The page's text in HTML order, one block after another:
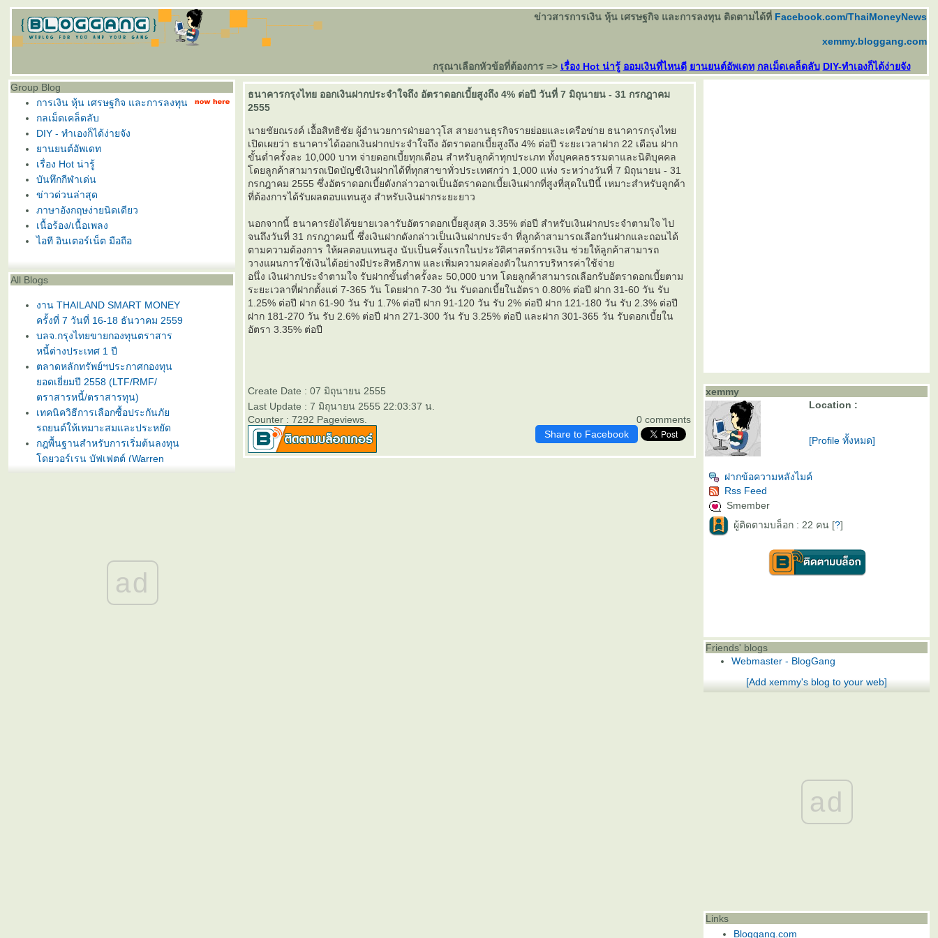
ข่าวสารการเงิน หุ้น เศรษฐกิจ และการลงทุน ติดตามได้ที่ Facebook.com/ThaiMoneyNews
xemmy.bloggang.com
กรุณาเลือกหัวข้อที่ต้องการ => เรื่อง Hot น่ารู้ ออมเงินที่ไหนดี านยนต์อัพเดท กลเม็ดเคล็ดลับ DIY-ทำเองก็ได้ง่ายจัง
Group Blog
การเงิน หุ้น เศรษฐกิจ และการลงทุน
กลเม็ดเคล็ดลับ
DIY - ทำเองก็ได้ง่ายจัง
านยนต์อัพเดท
เรื่อง Hot น่ารู้
บันทึกกีฬาเด่น
ข่าวด่วนล่าสุด
ภาษาอังกฤษง่ายนิดเดียว
เนื้อร้อง/เนื้อเพลง
ไอที อินเตอร์เน็ต มือถือ
All Blogs
งาน THAILAND SMART MONEY
ครั้งที่ 7 วันที่ 16-18 ธันวาคม 2559
บลจ.กรุงไทยขายกองทุนตราสาร
หนี้ต่างประเทศ 1 ปี
ตลาดหลักทรัพย์ฯประกาศกองทุน
อดเยี่ยมปี 2558 (LTF/RMF/
ตราสารหนี้/ตราสารทุน)
เทคนิควิธีการเลือกซื้อประกันภั
รถยนต์ให้เหมาะสมและประหยัด
กฎพื้นฐานสำหรับการเริ่มต้นลงทุน
ดยวอร์เรน บัฟเฟตต์ (Warren
ดอกเบี้ยสูง 3% ต่อปี
บลจ. ทิสโก้ เปิดเสนอขาย “กองทุน
เปิด ทิสโก้ เจแปน อิควิตี้ ทริกเกอร์
8% #2” วันที่ 2- 9 ม.ค. 2557
ad
ธนาคารกรุงไทย ออกเงินฝากประจำใจถึง อัตราดอกเบี้ยสูงถึง 4% ต่อปี วันที่ 7 มิถุนายน - 31 กรกฎาคม
2555
นายชัยณรงค์ เอื้อสิทธิชัย ผู้อำนวยการฝ่ายอาวุโส สายงานธุรกิจรายย่อยและเครือข่าย ธนาคารกรุงไท
เปิดเผยว่า ธนาคารได้ออกเงินฝากประจำใจถึง อัตราดอกเบี้ยสูงถึง 4% ต่อปี ระยะเวลาฝาก 22 เดือน ฝาก
ขั้นต่ำครั้งละ 10,000 บาท จ่ายดอกเบี้ยทุกเดือน สำหรับลูกค้าทุกประเภท ทั้งบุคคลธรรมดาและนิติบุคคล
ดยลูกค้าสามารถเปิดบัญชีเงินฝากได้ที่ทุกสาขาทั่วประเทศกว่า 1,000 แห่ง ระหว่างวันที่ 7 มิถุนายน - 31
กรกฎาคม 2555 ซึ่งอัตราดอกเบี้ยดังกล่าวอาจเป็นอัตราดอกเบี้ยเงินฝากที่สูงที่สุดในปีนี้ เหมาะสำหรับลูกค้า
ที่ต้องการได้รับผลตอบแทนสูง สำหรับเงินฝากระยะยาว
นอกจากนี้ ธนาคารยังได้ขยายเวลารับอัตราดอกเบี้ยสูงสุด 3.35% ต่อปี สำหรับเงินฝากประจำตามใจ ไป
จนถึงวันที่ 31 กรกฎาคมนี้ ซึ่งเงินฝากดังกล่าวเป็นเงินฝากประจำ ที่ลูกค้าสามารถเลือกวันฝากและถอนได้
ตามความต้องการ ให้ผลตอบแทนสูง นับเป็นครั้งแรกในประวัติศาสตร์การเงิน ช่วยให้ลูกค้าสามารถ
วางแผนการใช้เงินได้อย่างมีประสิทธิภาพ และเพิ่มความคล่องตัวในการบริหารค่าใช้จ่า
อนึ่ง เงินฝากประจำตามใจ รับฝากขั้นต่ำครั้งละ 50,000 บาท โดยลูกค้าสามารถเลือกรับอัตราดอกเบี้ยตาม
ระยะเวลาที่ฝากตั้งแต่ 7-365 วัน โดยฝาก 7-30 วัน รับดอกเบี้ยในอัตรา 0.80% ต่อปี ฝาก 31-60 วัน รับ
1.25% ต่อปี ฝาก 61-90 วัน รับ 1.7% ต่อปี ฝาก 91-120 วัน รับ 2% ต่อปี ฝาก 121-180 วัน รับ 2.3% ต่อปี
ฝาก 181-270 วัน รับ 2.6% ต่อปี ฝาก 271-300 วัน รับ 3.25% ต่อปี และฝาก 301-365 วัน รับดอกเบี้ยใน
อัตรา 3.35% ต่อปี
Create Date : 07 มิถุนายน 2555
Last Update : 7 มิถุนายน 2555 22:03:37 น.
0 comments
Counter : 7292 Pageviews.
Share to Facebook
xemmy
Location :
[Profile ทั้งหมด]
ฝากข้อความหลังไมค์
Rss Feed
Smember
ผู้ติดตามบล็อก : 22 คน [?]
Friends' blogs
Webmaster - BlogGang
[Add xemmy's blog to your web]
ad
Links
Bloggang.com